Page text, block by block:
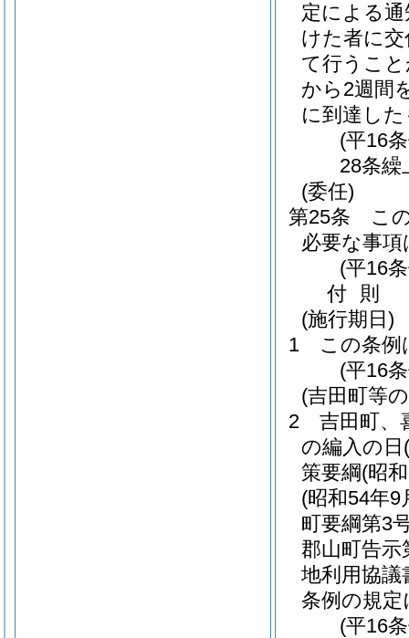
定による
けた者に
て行うこ
から2週間
に到達し
(平16
28条繰
(委任)
第25条
こ
必要な事
(平16
付 則
(施行期日)
1
この条例
(平16
(吉田町等
2
吉田町、
の編入の日
策要綱(昭
(昭和54年9
町要綱第3
郡山町告示
地利用協
条例の規
(平16